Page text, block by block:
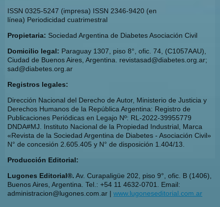
ISSN 0325-5247 (impresa) ISSN 2346-9420 (en
línea) Periodicidad cuatrimestral
Propietaria: Sociedad Argentina de Diabetes Asociación Civil
Domicilio legal: Paraguay 1307, piso 8°, ofic. 74, (C1057AAU),
Ciudad de Buenos Aires, Argentina. revistasad@diabetes.org.ar;
sad@diabetes.org.ar
Registros legales:
Dirección Nacional del Derecho de Autor, Ministerio de Justicia y
Derechos Humanos de la República Argentina: Registro de
Publicaciones Periódicas en Legajo Nº: RL-2022-39955779
DNDA#MJ. Instituto Nacional de la Propiedad Industrial, Marca
«Revista de la Sociedad Argentina de Diabetes - Asociación Civil»
N° de concesión 2.605.405 y N° de disposición 1.404/13.
Producción Editorial:
Lugones Editorial®. Av. Curapaligüe 202, piso 9°, ofic. B (1406),
Buenos Aires, Argentina. Tel.: +54 11 4632-0701. Email:
administracion@lugones.com.ar | www.lugoneseditorial.com.ar